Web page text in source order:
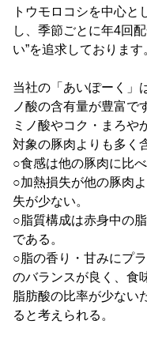
トウモロコシを中心
し、季節ごとに年4回
い”を追求しております
当社の「あいぽーく」
ノ酸の含有量が豊富で
ミノ酸やコク・まろや
対象の豚肉よりも多く
○食感は他の豚肉に比
○加熱損失が他の豚肉
失が少ない。
○脂質構成は赤身中の
である。
○脂の香り・甘みにプ
のバランスが良く、食
脂肪酸の比率が少ない
ると考えられる。